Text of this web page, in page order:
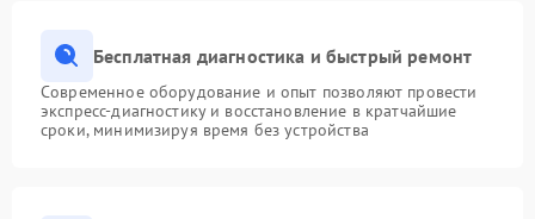
Бесплатная диагностика и быстрый ремонт
Современное оборудование и опыт позволяют провести
экспресс-диагностику и восстановление в кратчайшие
сроки, минимизируя время без устройства